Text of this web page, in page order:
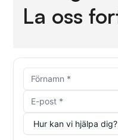
La oss